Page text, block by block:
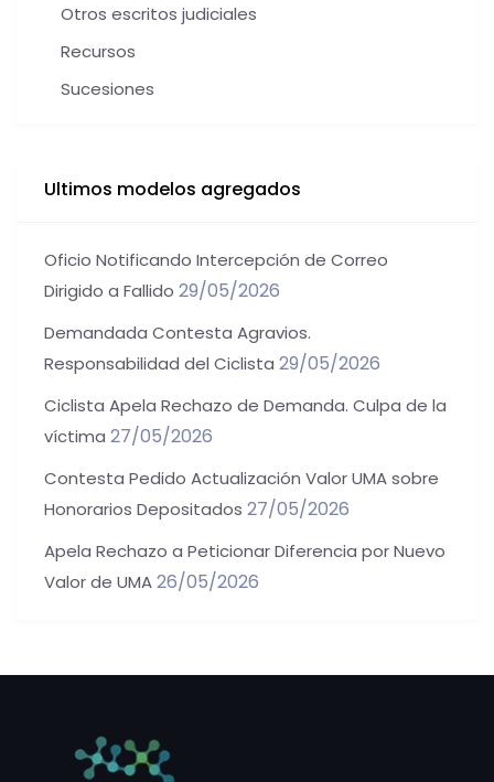
Otros escritos judiciales
Recursos
Sucesiones
Ultimos modelos agregados
Oficio Notificando Intercepción de Correo
Dirigido a Fallido 29/05/2026
Demandada Contesta Agravios.
Responsabilidad del Ciclista 29/05/2026
Ciclista Apela Rechazo de Demanda. Culpa de la
víctima 27/05/2026
Contesta Pedido Actualización Valor UMA sobre
Honorarios Depositados 27/05/2026
Apela Rechazo a Peticionar Diferencia por Nuevo
Valor de UMA26/05/2026